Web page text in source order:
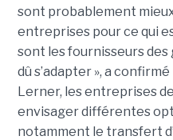
sont probablement
entreprises pour ce qui
sont les fournisseurs
dû s’adapter », a
Lerner, les entreprises
envisager différentes
notamment le transfert